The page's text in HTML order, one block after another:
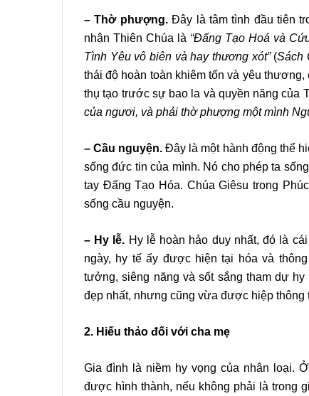
– Thờ phượng.Đây là tâm tình đầu tiên
nhận Thiên Chúa là “Đấng Tạo Hoá và
Tình Yêu vô biên và hay thương xót”(Sách
thái độ hoàn toàn khiêm tốn và yêu
thụ tạo trước sự bao la và quyền năng của
của ngươi, và phải thờ phượng một mình
– Cầu nguyện. Đây là một hành động thể
sống đức tin của mình. Nó cho phép ta
tay Đấng Tạo Hóa. Chúa Giêsu trong
sống cầu nguyện.
– Hy lễ. Hy lễ hoàn hảo duy nhất, đó là
ngày, hy tế ấy được hiện tại hóa và
tưởng, siêng năng và sốt sắng tham dự
đẹp nhất, nhưng cũng vừa được hiệp thông
2. Hiếu thảo đối với cha mẹ
Gia đình là niềm hy vọng của nhân loại.
được hình thành, nếu không phải là trong